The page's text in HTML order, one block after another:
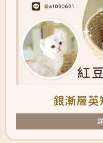
銀漸層英